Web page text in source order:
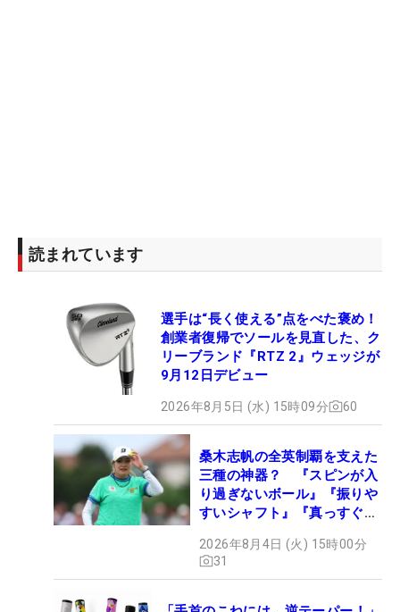
読まれています
選手は“長く使える”点をべた褒め！
創業者復帰でソールを見直した、ク
リーブランド『RTZ 2』ウェッジが
9月12日デビュー
2026年8月5日 (水) 15時09分 60
桑木志帆の全英制覇を支えた
三種の神器？ 『スピンが入
り過ぎないボール』『振りや
すいシャフト』『真っすぐ飛
セッティング
2026年8月4日 (火) 15時00分
31